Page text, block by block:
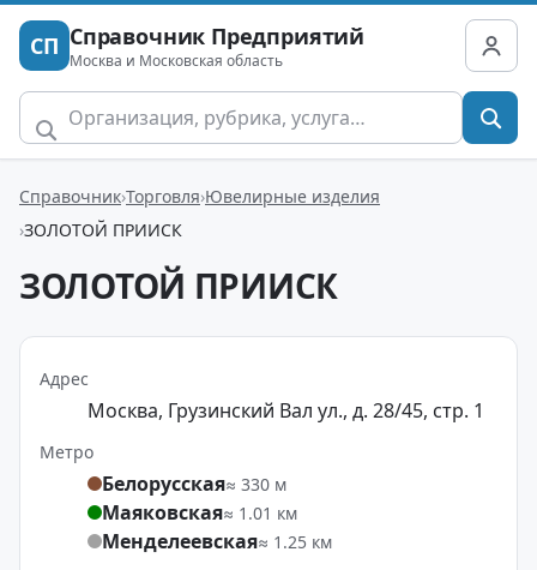
СП Справочник Предприятий
Москва и Московская область
Справочник Торговля Ювелирные изделия
ЗОЛОТОЙ ПРИИСК
ЗОЛОТОЙ ПРИИСК
Адрес
Москва, Грузинский Вал ул., д. 28/45, стр. 1
Метро
Белорусская≈ 330 м
Маяковская≈ 1.01 км
Менделеевская≈ 1.25 км